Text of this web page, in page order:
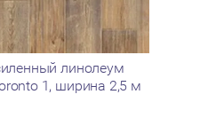
линолеум
1, ширина 2,5 м